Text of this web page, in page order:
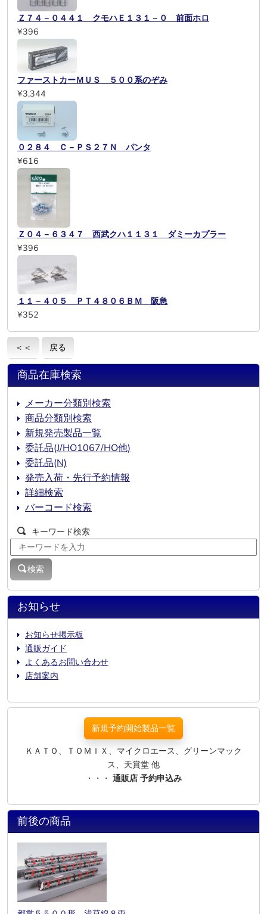
Ｚ７４－０４４１ クモハＥ１３１－０ 前面ホロ
¥396
ファーストカーＭＵＳ ５００系のぞみ
¥3,344
０２８４ Ｃ－ＰＳ２７Ｎ パンタ
¥616
Ｚ０４－６３４７ 西武クハ１１３１ ダミーカプラー
¥396
１１－４０５ ＰＴ４８０６ＢＭ 阪急
¥352
＜＜ 戻る
お知らせ
お知らせ掲示板
通販ガイド
よくあるお問い合わせ
店舗案内
商品在庫検索
メーカー分類別検索
商品分類別検索
新規発売製品一覧
委託品(J/HO1067/HO他)
委託品(N)
発売入荷・先行予約情報
詳細検索
バーコード検索
キーワード検索
検索
新規予約開始製品一覧
ＫＡＴＯ、ＴＯＭＩＸ、マイクロエース、グリーンマック
ス、天賞堂 他
・・・ 通販店 予約申込み
前後の商品